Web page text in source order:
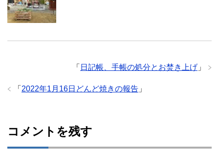
「 日記帳、手帳の処分とお焚き上げ 」
「 2022年1月16日どんど焼きの報告 」
コメントを残す